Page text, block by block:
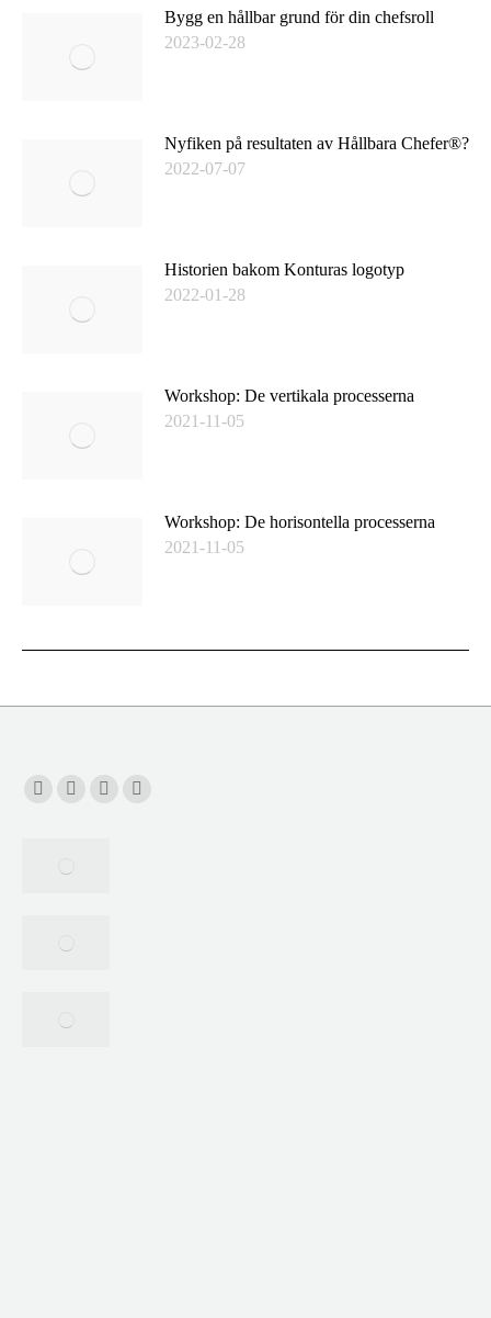
Bygg en hållbar grund för din chefsroll
2023-02-28
Nyfiken på resultaten av Hållbara Chefer®?
2022-07-07
Historien bakom Konturas logotyp
2022-01-28
Workshop: De vertikala processerna
2021-11-05
Workshop: De horisontella processerna
2021-11-05